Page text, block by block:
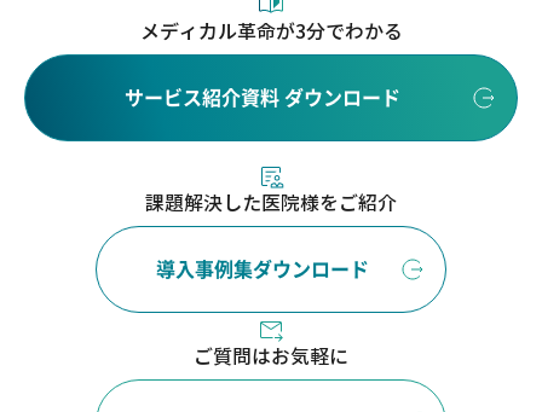
メディカル革命が3分でわかる
サービス紹介資料 ダウンロード
課題解決した医院様をご紹介
導入事例集ダウンロード
ご質問はお気軽に